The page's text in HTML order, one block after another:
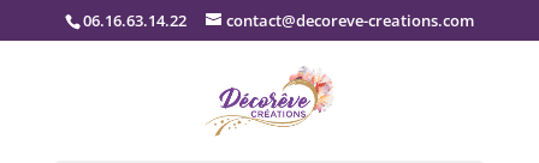
06.16.63.14.22 contact@decoreve-creations.com